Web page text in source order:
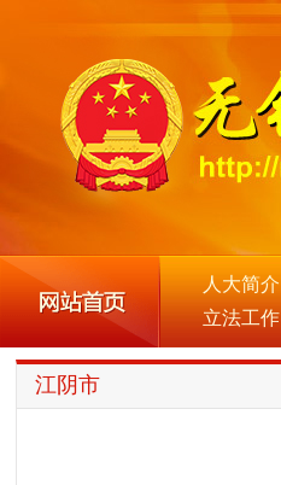
人大简介
立法工作
江阴市